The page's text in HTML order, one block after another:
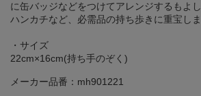
に缶バッジなどをつけてアレンジするもよ
ハンカチなど、必需品の持ち歩きに重宝しま
・サイズ
22cm×16cm(持ち手のぞく)
メーカー品番：mh901221